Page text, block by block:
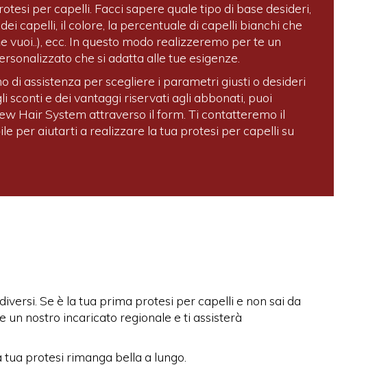
per capelli. Facci sapere quale tipo di base desideri,
capelli, il colore, la percentuale di capelli bianchi che
vuoi..), ecc. In questo modo realizzeremo per te un
che si adatta alle tue esigenze.
di assistenza per scegliere i parametri giusti o desideri
sconti e dei vantaggi riservati agli abbonati, puoi
Hair System attraverso il form. Ti contatteremo il
per aiutarti a realizzare la tua protesi per capelli su
Se è la tua prima protesi per capelli e non sai da
nostro incaricato regionale e ti assisterà
protesi rimanga bella a lungo.